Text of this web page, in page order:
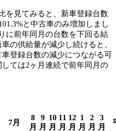
を見てみると、新車登録台数
と中古車のみ増加しまし
に前年同月の台数を下回る結
の供給量が減少し続けると、
登録台数の減少につながる可
ては2ヶ月連続で前年同月の
7月
8
月
9
月
10
月
11
月
12
月
1
月
2
月
3
月